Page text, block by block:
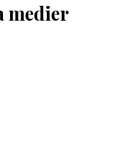
medier